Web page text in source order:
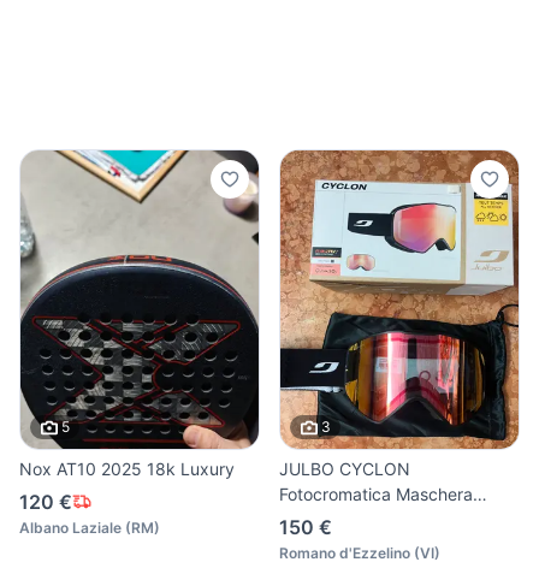
5
Nox AT10 2025 18k Luxury
120 €
Albano Laziale (RM)
3
JULBO CYCLON
Fotocromatica Maschera
Sci/Snowboard
150 €
Romano d'Ezzelino (VI)